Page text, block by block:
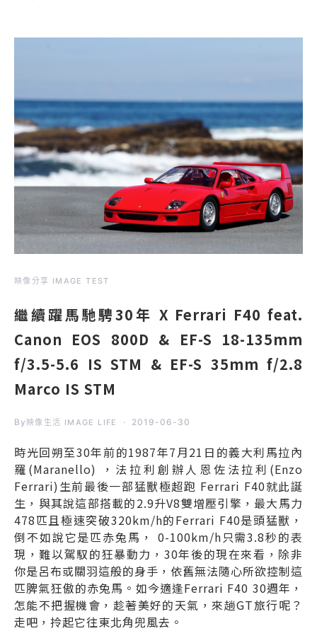
映像分享 IMAGE TEST
繼續躍馬馳騁30年 X Ferrari F40 feat.
Canon EOS 800D & EF-S 18-135mm
f/3.5-5.6 IS STM & EF-S 35mm f/2.8
Marco IS STM
By 映像生活 IMAGE LIFE 2019-06-30
時光回朔至30年前的1987年7月21日的義大利馬拉內
羅(Maranello) ，法拉利創辦人恩佐法拉利(Enzo
Ferrari)生前最後一部猛獸極超跑 Ferrari F40就此誕
生，與其說這部搭載的2.9升V8雙增壓引擎，最大馬力
478匹且極速突破320km/h的Ferrari F40是頭猛獸，
倒不如說它是匹赤兔馬， 0-100km/h只需3.8秒的表
現，難以駕馭的狂暴動力，30年後的現在來看，除非
你是呂布或關羽這般的身手，依舊無法隨心所欲控制這
匹脾氣狂傲的赤兔馬。如今適逢Ferrari F40 30週年，
怎能不把握機會，趁著美好的天氣，來趟GT旅行呢？
走吧，拎起它往東北角兜風去。